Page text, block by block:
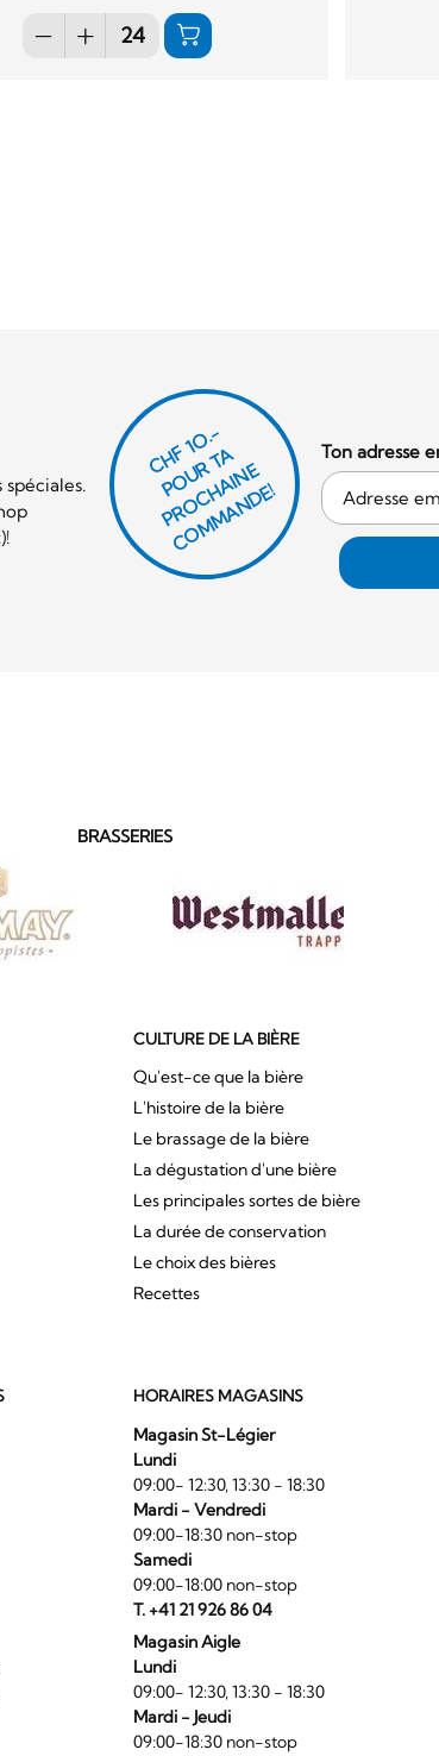
CHF 1O.-
P
O
U
R
T
A
P
R
O
C
H
AI
N
E
C
O
M
M
A
N
D
E!
Ton adresse
BRASSERIES
CULTURE DE LA BIÈRE
Qu'est-ce que la bière
L'histoire de la bière
Le brassage de la bière
La dégustation d'une bière
Les principales sortes de bière
La durée de conservation
Le choix des bières
Recettes
HORAIRES MAGASINS
Magasin St-Légier
Lundi
09:00- 12:30, 13:30 - 18:30
Mardi - Vendredi
09:00-18:30 non-stop
Samedi
09:00-18:00 non-stop
T. +41 21 926 86 04
Magasin Aigle
Lundi
09:00- 12:30, 13:30 - 18:30
Mardi - Jeudi
09:00-18:30 non-stop